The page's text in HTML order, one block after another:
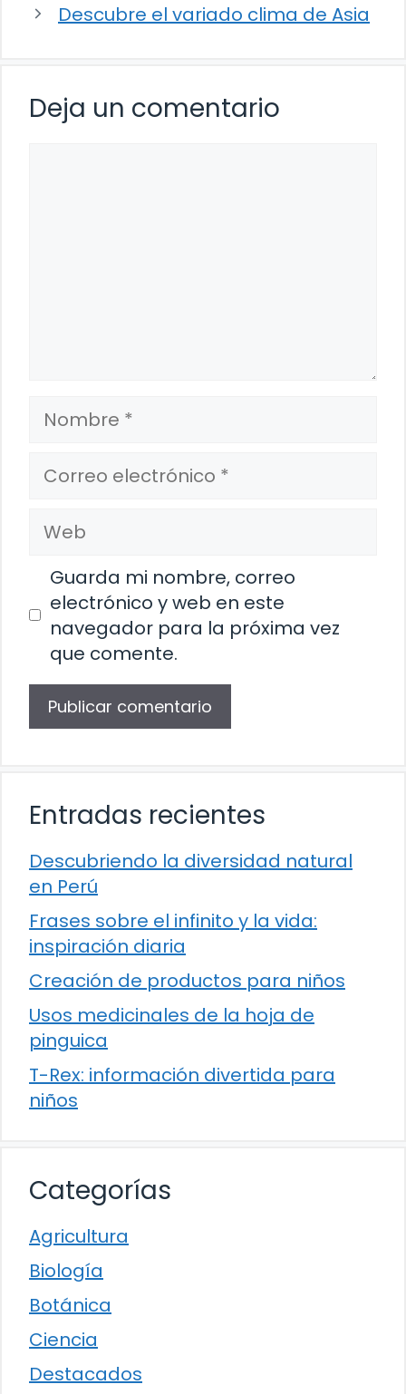
Descubre el variado clima de Asia
Deja un comentario
Nombre
Correo
electrónico
Web
Guarda mi nombre, correo
electrónico y web en este
navegador para la próxima vez
que comente.
Entradas recientes
Descubriendo la diversidad natural
en Perú
Frases sobre el infinito y la vida:
inspiración diaria
Creación de productos para niños
Usos medicinales de la hoja de
pinguica
T-Rex: información divertida para
niños
Categorías
Agricultura
Biología
Botánica
Ciencia
Destacados